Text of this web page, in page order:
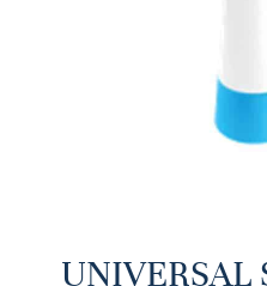
UNIVERSAL